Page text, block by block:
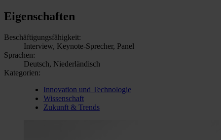
Eigenschaften
Beschäftigungsfähigkeit:
Interview, Keynote-Sprecher, Panel
Sprachen:
Deutsch, Niederländisch
Kategorien:
Innovation und Technologie
Wissenschaft
Zukunft & Trends